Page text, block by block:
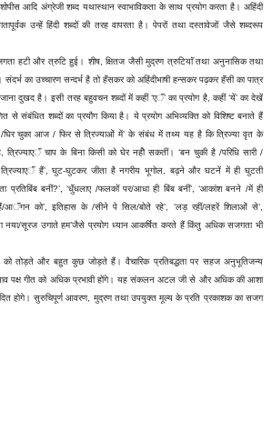
आदि अंग्रेजी शब्द यथास्थान स्वाभाविकता के साथ प्रयोग करता है। अहिंदी
उन्हें हिंदी शब्दों की तरह वापरता है। पेपरों तथा दस्तावेजों जैसे शब्दरूप
हटी और त्रुटि हुई। शीष, क्षितज जैसी मुद्रण त्रुटियाॅं तथा अनुनासिक तथा
का उच्चारण सन्दर्भ है तो हॅंसकर को अहिंदीभाषी हन्सकर पढ़कर हॅंसी का पात्र
दुखद है। इसी तरह बहुवचन शब्दों में कहीं ‘एॅं’ का प्रयोग है, कहीं ‘यें’ का देखें
से संबंधित शब्दों का प्रयौग किया है। ये प्रयोग अभिव्यक्ति को विशिष्ट बनाते हैं
/घिर चुका आज / फिर से त्रिज्याओं में’ के संबंध में तथ्य यह है कि त्रिज्या वृत के
त्रिज्याएॅं चाप के बिना किसी को घेर नहीे सकतीं। ‘बन चुकी है /परिधि सारी /
त्रिज्याएॅं हैं’, घुट-घुटकर जीता है नगरीय भूगोल, बढ़ने और घटनें में ही घुटती
बनीं?’, ‘धुॅंधलाए /फलकों पर/आधा ही बिंब बनीं’, ‘आकांश बनने /में ही
आॅंगन को’, इतिहास के /सीने पे सिल/बोते रहे’, ‘लड़ रहीं/लहरें शिलाओं से’,
नया/सूरज उगाते हम’जैसे प्रयोग ध्यान आकर्षित करते हैं किंतु अधिक सजगता भी
तोड़ते और बहुत कुछ जोड़ते हैं। वैचारिक प्रतिबद्धता पर सहज अनुभूतिजन्य
पक्ष गीत को अधिक प्रभावी होंगे। यह संकलन अटल जी से और अधिक की आशा
होगे। सुरुचिपूर्ण आवरण, मुद्रण तथा उपयुक्त मूल्य के प्रति प्रकाशक का सजग